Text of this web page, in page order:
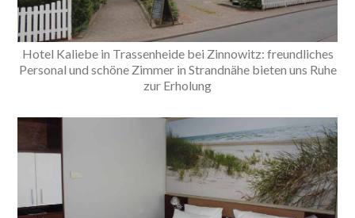
Hotel Kaliebe in Trassenheide bei Zinnowitz: freundliches
Personal und schöne Zimmer in Strandnähe bieten uns Ruhe
zur Erholung